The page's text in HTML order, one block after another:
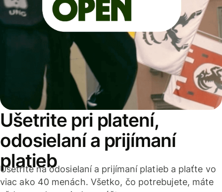
Ušetrite pri platení,
odosielaní a prijímaní
platieb
Ušetrite na odosielaní a prijímaní platieb a plaťte vo
viac ako 40 menách. Všetko, čo potrebujete, máte